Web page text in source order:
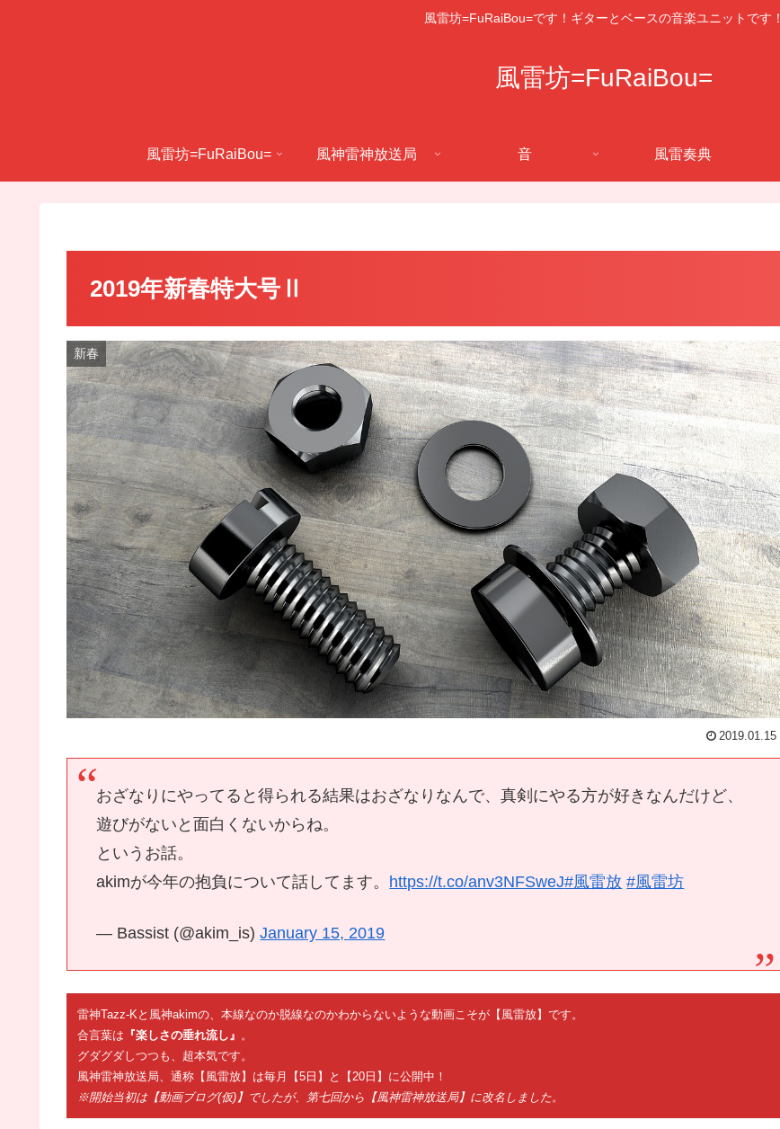
風雷坊=FuRaiBou=です！ギターとベースの音楽ユニットです！
風雷坊=FuRaiBou=
風雷坊=FuRaiBou= 風神雷神放送局 音 風雷奏典
2019年新春特大号Ⅱ
新春
2019.01.15
おざなりにやってると得られる結果はおざなりなんで、真剣にやる方が好きなんだけど、
遊びがないと面白くないからね。
というお話。
akimが今年の抱負について話してます。 https://t.co/anv3NFSweJ#風雷放 #風雷坊
— Bassist (@akim_is)January 15, 2019
雷神Tazz-Kと風神akimの、本線なのか脱線なのかわからないような動画こそが【風雷放】です。
合言葉は 『楽しさの垂れ流し』 。
グダグダしつつも、超本気です。
風神雷神放送局、通称【風雷放】は毎月【5日】と【20日】に公開中！
※開始当初は【動画ブログ(仮)】でしたが、第七回から【風神雷神放送局】に改名しました。